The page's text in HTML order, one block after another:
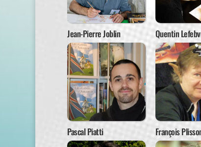
Jean-Pierre Joblin Quentin
Pascal Piatti François